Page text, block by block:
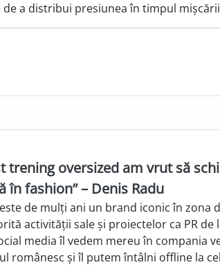
a distribui presiunea în timpul
trening oversized am vrut să
în fashion” – Denis Radu
de mulți ani un brand iconic în zona
activității sale și proiectelor ca PR de
media îl vedem mereu în compania
românesc și îl putem întâlni offline la